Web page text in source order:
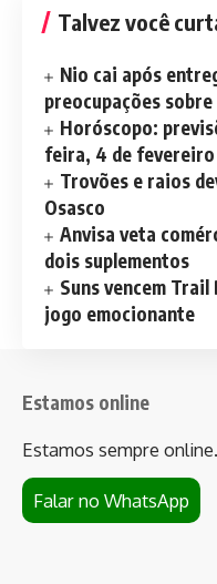
Talvez você
Nio cai após
preocupações sobre
Horóscopo:
feira, 4 de fevereiro
Trovões e raios
Osasco
Anvisa veta
dois suplementos
Suns vencem Trail
jogo emocionante
Estamos online
Estamos sempre
Falar no WhatsApp